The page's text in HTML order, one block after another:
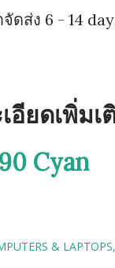
จัดส่ง 6 - 14
อียดเพิ่มเ
Cyan
& LAPTOPS